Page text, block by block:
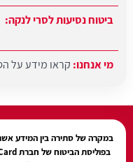
ביטוח נסיעות לסרי לנקה:
מי אנחנו: קראו מידע על
במקרה של סתירה בין המידע